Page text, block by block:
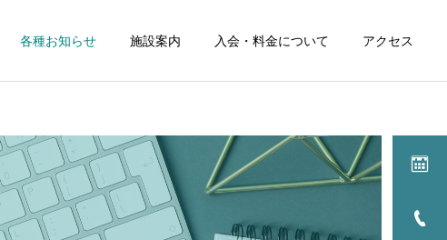
各種お知らせ 施設案内 入会・料金について アクセス
詳細を見る
クール
NEWS NEWS